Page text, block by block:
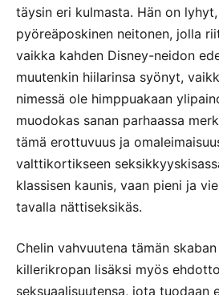
täysin eri kulmasta. Hän on
pyöreäposkinen neitonen, jolla
vaikka kahden Disney-neidon
muutenkin hiilarinsa syönyt,
nimessä ole himppuakaan
muodokas sanan parhaassa
tämä erottuvuus ja
valttikortikseen
klassisen kaunis, vaan pieni ja
tavalla nättiseksikäs.
Chelin vahvuutena tämän
killerikropan lisäksi myös
seksuaalisuutensa, jota tuodaan